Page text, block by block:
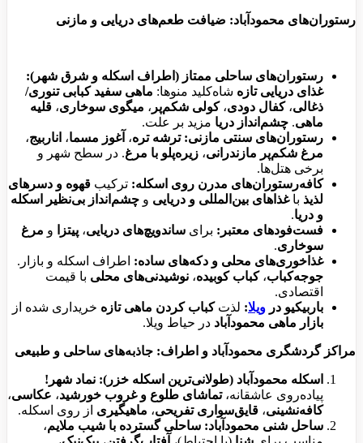
رستوران‌های محمودآباد: ضیافت طعم‌های دریایی و مازنی
رستوران‌های ساحلی ممتاز (اطراف اسکله و شرق شهر):
غذای دریایی تازه شاه‌کلید منوها: ماهی سفید کبابی تنوری/
ذغالی،کفال دودی،کولی شکم‌پر ، میگوی سوخاری، قلیه
ماهی. چشم‌انداز دریا مزید بر علت.
رستوران‌های سنتی مازنی: ترشه تره، آغوز مسما، اناربیج،
مرغ شکم‌پر مازندرانی، زیره‌پلو با مرغ. در سطح شهر و
برخی هتل‌ها.
کافه‌رستوران‌های مدرن روی اسکله: ترکیب قهوه و دسرهای
لذیذ باغذاهای بین‌المللی و دریایی و چشم‌انداز بی‌نظیر اسکله
و دریا.
فست‌فودهای معتبر: برای ساندویچ‌های دریایی، پیتزا و مرغ
سوخاری.
غذاخوری‌های محلی و دکه‌های ساده: اطراف اسکله و بازار.
جوجه‌کباب،کباب کوبیده، نوشیدنی‌های محلی با قیمت
اقتصادی.
باربیکیو در ویلا: لذتکباب کردن ماهی تازه خریداری شده از
بازار ماهی محمودآباد در حیاط ویلا.
مراکز گردشگری محمودآباد و اطراف: جاذبه‌های ساحلی و طبیعی
اسکله محمودآباد (طولانی‌ترین اسکله خزر): نماد شهر!
پیاده‌روی عاشقانه،تماشای طلوع و غروب خورشید، عکاسی،
کافه‌نشینی، قایق‌سواری تفریحی، ماهیگیری از روی اسکله.
ساحل شنی محمودآباد: ساحلی گسترده با شیب ملایم،